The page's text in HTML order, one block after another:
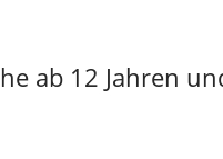
ab 12 Jahren